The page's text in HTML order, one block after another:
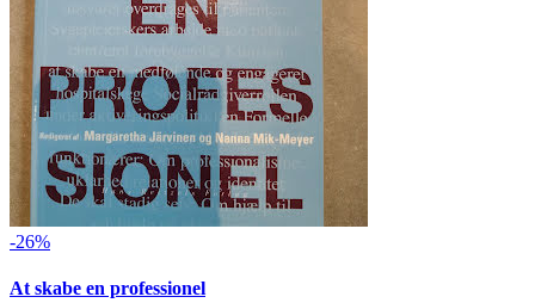
-26%
At skabe en professionel